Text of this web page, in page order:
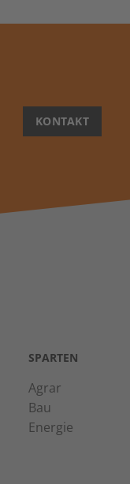
KONTAKT
SPARTEN
Agrar
Bau
Energie